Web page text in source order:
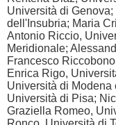
Università di
dell'Insubria; Maria
Antonio Riccio,
Meridionale;
Francesco
Enrica Rigo,
Università di
Università di Pisa;
Graziella Romeo,